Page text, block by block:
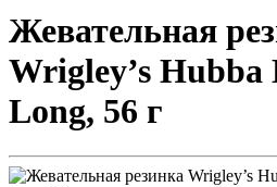
Жевательная
Wrigley’s Hubba
Long, 56 г